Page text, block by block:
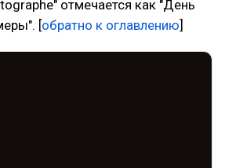
отмечается как "День
[обратно к оглавлению]